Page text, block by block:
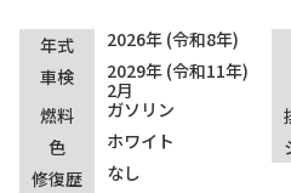
年式 2026年 (令和8年)
車検
2029年 (令和11年)
2月
燃料
ガソリン
色
ホワイト
修復歴
なし